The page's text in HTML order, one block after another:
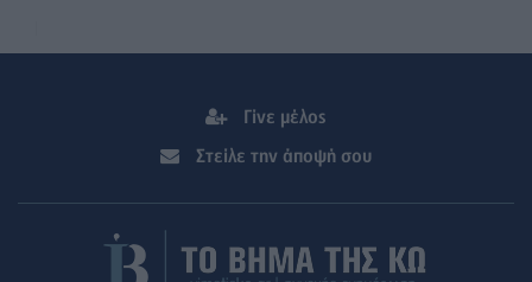
Γίνε μέλος
Στείλε την άποψή σου